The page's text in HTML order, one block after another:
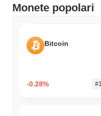
Monete popolari
Bitcoin
-0.28% #1